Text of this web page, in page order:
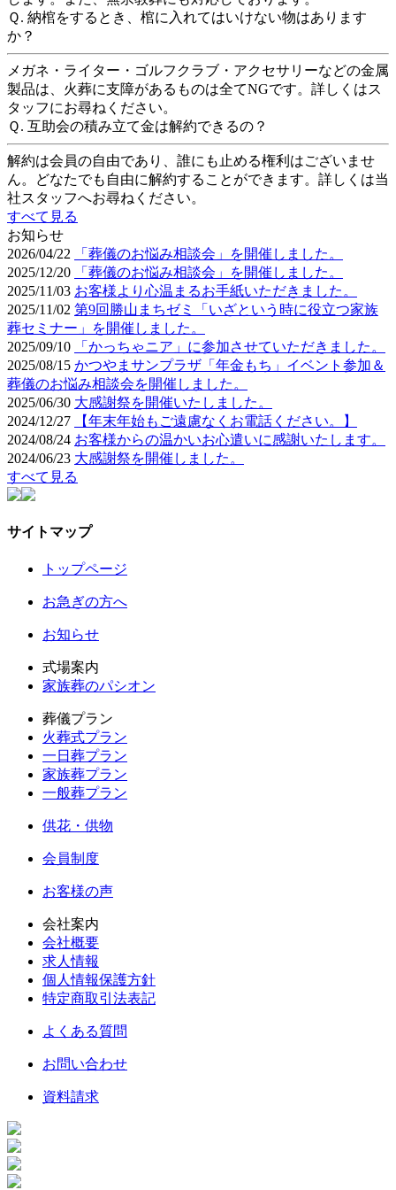
Ｑ. 納棺をするとき、棺に入れてはいけない物はあります
か？
メガネ・ライター・ゴルフクラブ・アクセサリーなどの金属
製品は、火葬に支障があるものは全てNGです。詳しくはス
タッフにお尋ねください。
Ｑ. 互助会の積み立て金は解約できるの？
解約は会員の自由であり、誰にも止める権利はございませ
ん。どなたでも自由に解約することができます。詳しくは当
社スタッフへお尋ねください。
すべて見る
お知らせ
2026/04/22
「葬儀のお悩み相談会」を開催しました。
2025/12/20
「葬儀のお悩み相談会」を開催しました。
2025/11/03 お客様より心温まるお手紙いただきました。
2025/11/02 第9回勝山まちゼミ「いざという時に役立つ家族
葬セミナー」を開催しました。
2025/09/10
「かっちゃニア」に参加させていただきました。
2025/08/15 かつやまサンプラザ「年金もち」イベント参加＆
葬儀のお悩み相談会を開催しました。
2025/06/30 大感謝祭を開催いたしました。
2024/12/27
【年末年始もご遠慮なくお電話ください。】
2024/08/24 お客様からの温かいお心遣いに感謝いたします。
2024/06/23 大感謝祭を開催しました。
すべて見る
サイトマップ
トップページ
お急ぎの方へ
お知らせ
式場案内
家族葬のパシオン
葬儀プラン
火葬式プラン
一日葬プラン
家族葬プラン
一般葬プラン
供花・供物
会員制度
お客様の声
会社案内
会社概要
求人情報
個人情報保護方針
特定商取引法表記
よくある質問
お問い合わせ
資料請求